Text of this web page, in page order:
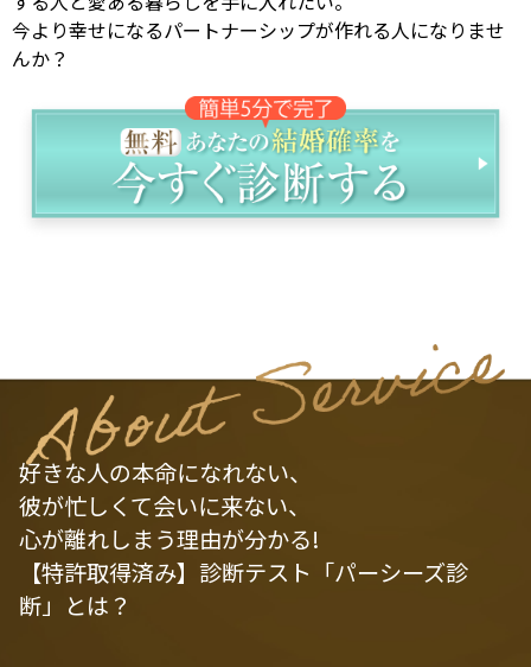
今より幸せになるパートナーシップが作れる人になりませ
んか？
好きな人の本命になれない、
彼が忙しくて会いに来ない、
心が離れしまう理由が分かる!
【特許取得済み】診断テスト「パーシーズ診
断」とは？